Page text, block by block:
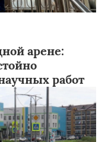
арене:
работ